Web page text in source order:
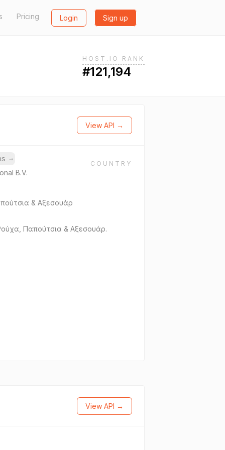
Pricing Login Sign up
HOST.IO RANK
#121,194
View API →
→
B.V.
COUNTRY
& Αξεσουάρ
Παπούτσια & Αξεσουάρ.
View API →